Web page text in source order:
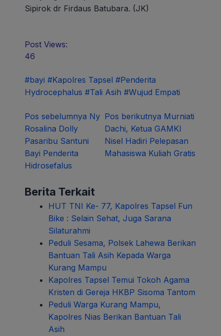
Sipirok dr Firdaus Batubara. (JK)
Post Views:
46
#bayi #Kapolres Tapsel #Penderita
Hydrocephalus #Tali Asih #Wujud Empati
Navigasi
pos
Pos sebelumnya Ny
Rosalina Dolly
Pasaribu Santuni
Bayi Penderita
Hidrosefalus
Pos berikutnya Murniati
Dachi, Ketua GAMKI
Nisel Hadiri Pelepasan
Mahasiswa Kuliah Gratis
Berita Terkait
HUT TNI Ke- 77, Kapolres Tapsel Fun
Bike : Selain Sehat, Juga Sarana
Silaturahmi
Peduli Sesama, Polsek Lahewa Berikan
Bantuan Tali Asih Kepada Warga
Kurang Mampu
Kapolres Tapsel Temui Tokoh Agama
Kristen di Gereja HKBP Sisoma Tantom
Peduli Warga Kurang Mampu,
Kapolres Nias Berikan Bantuan Tali
Asih